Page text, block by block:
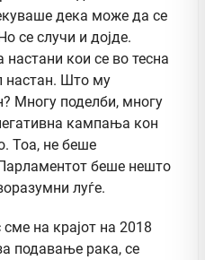
дека може да се
се случи и дојде.
кои се во тесна
настан. Што му
Многу поделби, многу
кампања кон
Тоа, не беше
беше нешто
луѓе.
на крајот на 2018
подавање рака, се